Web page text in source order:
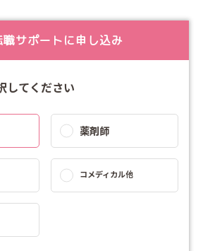
職サポートに申し込み
してください
薬剤師
コメディカル他